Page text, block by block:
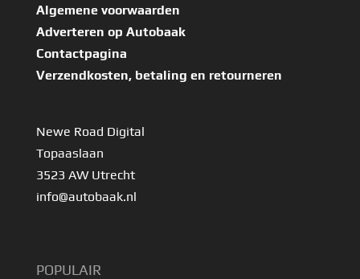
Algemene voorwaarden
Adverteren op Autobaak
Contactpagina
Verzendkosten, betaling en retourneren
Newe Road Digital
Topaaslaan
3523 AW Utrecht
info@autobaak.nl
POPULAIR